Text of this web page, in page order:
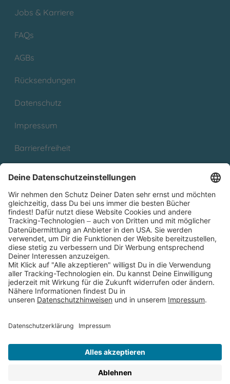
Jobs & Karriere
FAQs
AGBs
Rücksendungen
Datenschutz
Impressum
Barrierefreiheit
Partnerprogramm (Affiliate)
Folge uns auf
* Versandkostenfrei ab 9,00 € Bestellwert innerhalb
Deutschlands
** Lieferzeit 1-3 Werktage innerhalb Deutschlands
Thienemann-Esslinger Verlag GmbH, Blumenstraße 36, D-70182